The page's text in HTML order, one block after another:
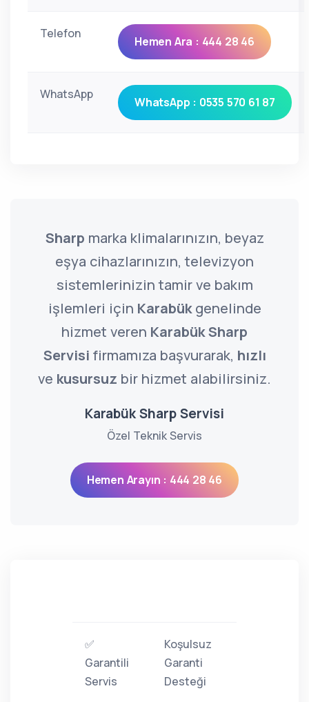
Telefon
Hemen Ara : 444 28 46
WhatsApp
WhatsApp : 0535 570 61 87
Sharp marka klimalarınızın, beyaz
eşya cihazlarınızın, televizyon
sistemlerinizin tamir ve bakım
işlemleri için Karabükgenelinde
hizmet veren Karabük Sharp
Servisi firmamıza başvurarak, hızlı
ve kusursuz bir hizmet alabilirsiniz.
Karabük Sharp Servisi
Özel Teknik Servis
Hemen Arayın : 444 28 46
✅
Garantili
Servis
Koşulsuz
Garanti
Desteği